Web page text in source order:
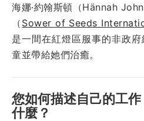
海娜·約翰斯頓（Hännah
（ Sower of Seeds
是一間在紅燈區服事的非政
童並帶給她們治癒。
您如何描述自己的工
什麼？